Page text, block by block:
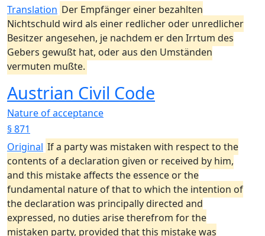
Translation Der Empfänger einer bezahlten
Nichtschuld wird als einer redlicher oder unredlicher
Besitzer angesehen, je nachdem er den Irrtum des
Gebers gewußt hat, oder aus den Umständen
vermuten mußte.
Austrian Civil Code
Nature of acceptance
§ 871
Original If a party was mistaken with respect to the
contents of a declaration given or received by him,
and this mistake affects the essence or the
fundamental nature of that to which the intention of
the declaration was principally directed and
expressed, no duties arise therefrom for the
mistaken party, provided that this mistake was